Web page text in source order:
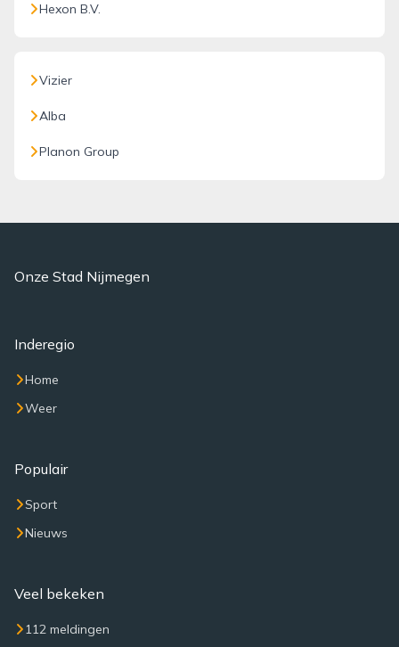
Hexon B.V.
Vizier
Alba
Planon Group
Onze Stad Nijmegen
Inderegio
Home
Weer
Populair
Sport
Nieuws
Veel bekeken
112 meldingen